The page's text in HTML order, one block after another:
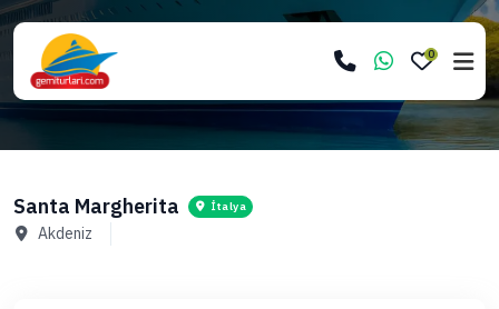
0
Santa Margherita İtalya
Akdeniz